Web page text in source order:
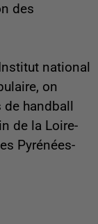
des
national
on
handball
de la Loire-
Pyrénées-